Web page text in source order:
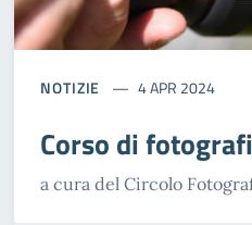
NOTIZIE 4 APR 2024
Corso di
a cura del Circolo